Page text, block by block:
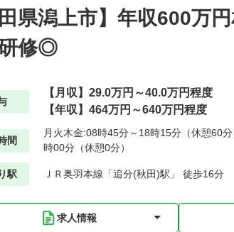
田県潟上市】年収600万
修◎
【月収】29.0万円～40.0万円程度
【年収】464万円～640万円程度
間
月火木金:08時45分～18時15分（休憩60
時00分（休憩0分）
駅 ＪＲ奥羽本線「追分(秋田)駅」 徒歩16分
求人情報